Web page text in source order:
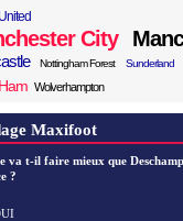
City
Nottingham Forest Sunderland
Wolverhampton
Maxifoot
va t-il faire mieux que
?